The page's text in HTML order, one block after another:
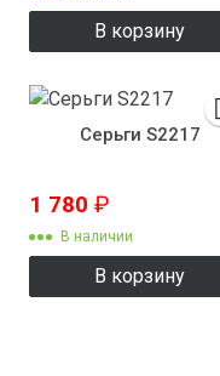
В корзину
Серьги S2217
1 780 ₽
В наличии
В корзину